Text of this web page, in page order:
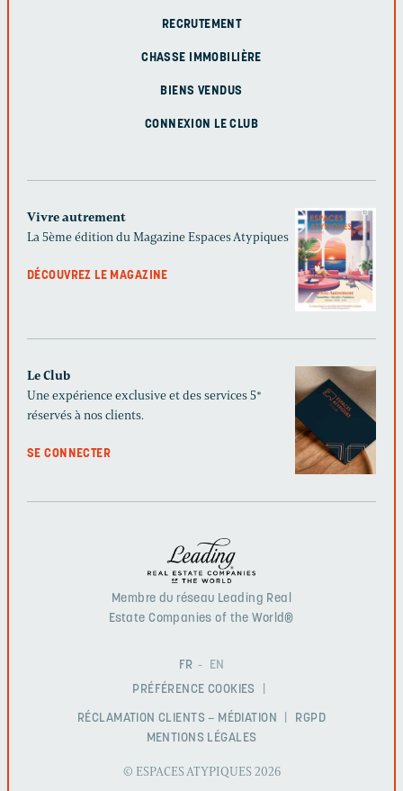
RECRUTEMENT
CHASSE IMMOBILIÈRE
BIENS VENDUS
CONNEXION LE CLUB
Vivre autrement
La 5ème édition du Magazine Espaces Atypiques
DÉCOUVREZ LE MAGAZINE
Le Club
Une expérience exclusive et des services 5*
réservés à nos clients.
SE CONNECTER
Membre du réseau Leading Real
Estate Companies of the World®
FR
EN
PRÉFÉRENCE COOKIES
RÉCLAMATION CLIENTS – MÉDIATION
RGPD
MENTIONS LÉGALES
© ESPACES ATYPIQUES 2026